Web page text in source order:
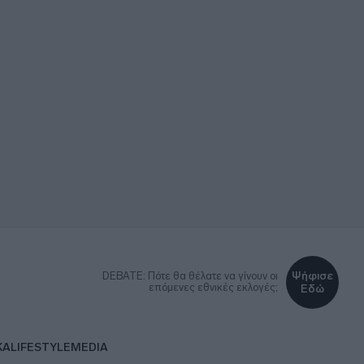
DEBATE: Πότε θα θέλατε να γίνουν οι
επόμενες εθνικές εκλογές;
Ψήφισε
Εδώ
LIFESTYLEMEDIA